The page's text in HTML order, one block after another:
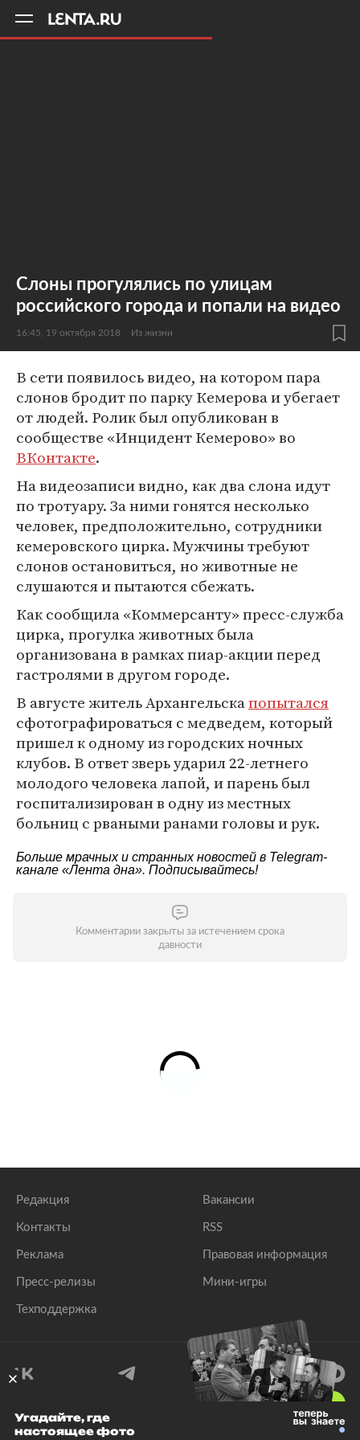
Слоны прогулялись по улицам
российского города и попали на видео
16:45, 19 октября 2018 Из жизни
В сети появилось видео, на котором пара
слонов бродит по парку Кемерова и убегает
от людей. Ролик был опубликован в
сообществе «Инцидент Кемерово» во
ВКонтакте.
На видеозаписи видно, как два слона идут
по тротуару. За ними гонятся несколько
человек, предположительно, сотрудники
кемеровского цирка. Мужчины требуют
слонов остановиться, но животные не
слушаются и пытаются сбежать.
Как сообщила «Коммерсанту» пресс-служба
цирка, прогулка животных была
организована в рамках пиар-акции перед
гастролями в другом городе.
В августе житель Архангельскапопытался
сфотографироваться с медведем, который
пришел к одному из городских ночных
клубов. В ответ зверь ударил 22-летнего
молодого человека лапой, и парень был
госпитализирован в одну из местных
больниц с рваными ранами головы и рук.
Больше мрачных и странных новостей в Telegram-
канале «Лента дна». Подписывайтесь!
Комментарии закрыты за истечением срока
давности
Редакция
Контакты
Реклама
Пресс-релизы
Техподдержка
Вакансии
RSS
Правовая информация
Мини-игры
© 1999–2026 Все права защищены.
Угадайте, где
настоящее фото